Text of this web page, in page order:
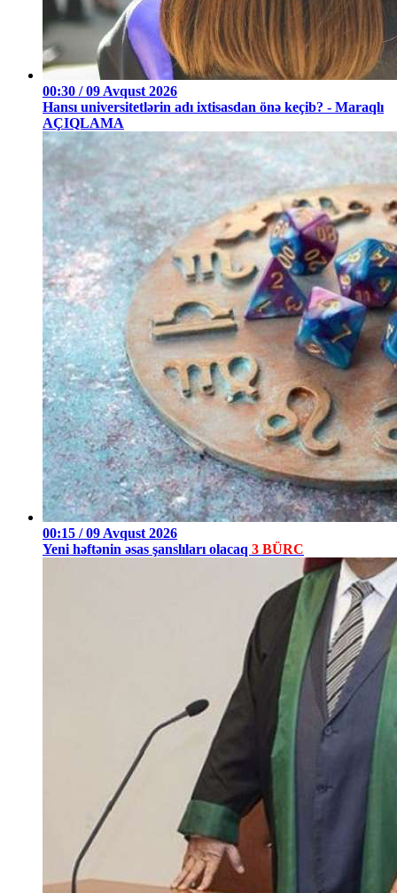
00:30 / 09 Avqust 2026
Hansı universitetlərin adı ixtisasdan önə keçib? - Maraqlı
AÇIQLAMA
00:15 / 09 Avqust 2026
Yeni həftənin əsas şanslıları olacaq 3 BÜRC